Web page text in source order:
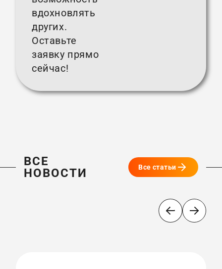
вдохновлять
других.
Оставьте
заявку прямо
сейчас!
ВСЕ
НОВОСТИ
Все статьи